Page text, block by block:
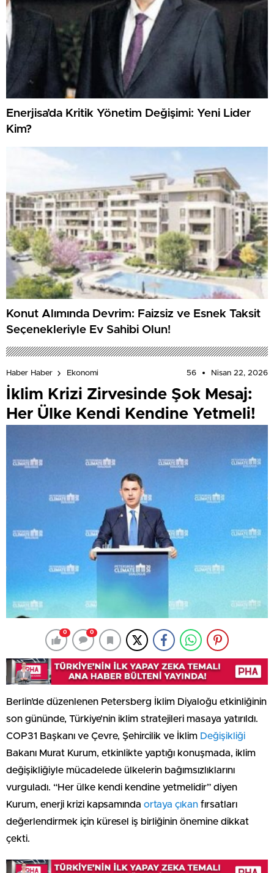
Enerjisa’da Kritik Yönetim Değişimi: Yeni Lider
Kim?
Konut Alımında Devrim: Faizsiz ve Esnek Taksit
Seçenekleriyle Ev Sahibi Olun!
Haber Haber Ekonomi 56 Nisan 22, 2026
İklim Krizi Zirvesinde Şok Mesaj:
Her Ülke Kendi Kendine Yetmeli!
0 0
Berlin’de düzenlenen Petersberg İklim Diyaloğu etkinliğinin
son gününde, Türkiye’nin iklim stratejileri masaya yatırıldı.
COP31 Başkanı ve Çevre, Şehircilik ve İklim Değişikliği
Bakanı Murat Kurum, etkinlikte yaptığı konuşmada, iklim
değişikliğiyle mücadelede ülkelerin bağımsızlıklarını
vurguladı. “Her ülke kendi kendine yetmelidir” diyen
Kurum, enerji krizi kapsamında ortaya çıkan fırsatları
değerlendirmek için küresel iş birliğinin önemine dikkat
çekti.